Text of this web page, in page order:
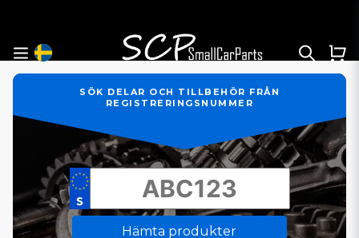
SÖK DELAR OCH TILLBEHÖR FRÅN
REGISTRERINGSNUMMER
Hämta produkter